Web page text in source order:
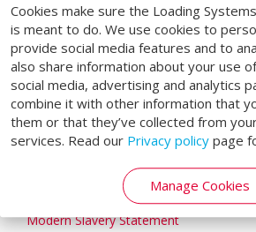
Cookies make sure the Loading
is meant to do. We use cookies to
provide social media features and to
also share information about your use
social media, advertising and analytics
combine it with other information that
them or that they’ve collected from
services. Read our Privacy policy page
Manage Cookies
GENERAL
Geschäftsbedingungen
Cookie-Erklärung
Modern Slavery Statement